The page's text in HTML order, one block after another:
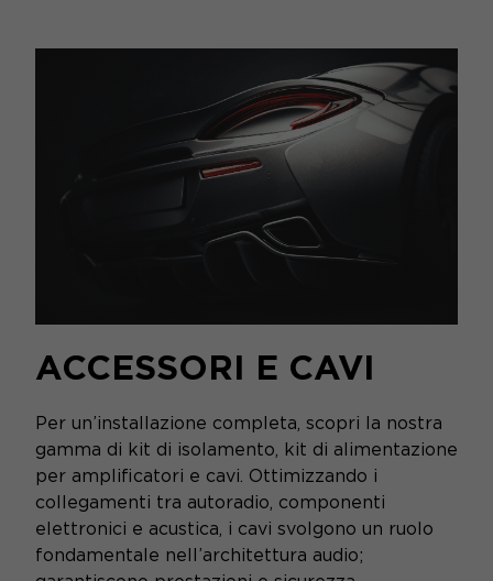
ACCESSORI E CAVI
Per un’installazione completa, scopri la nostra
gamma di kit di isolamento, kit di alimentazione
per amplificatori e cavi. Ottimizzando i
collegamenti tra autoradio, componenti
elettronici e acustica, i cavi svolgono un ruolo
fondamentale nell’architettura audio;